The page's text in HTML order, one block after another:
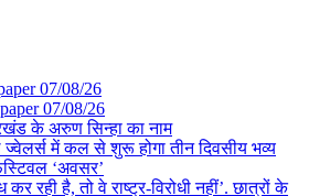
07/08/26
07/08/26
के अरुण सिन्हा का नाम
में कल से शुरू होगा तीन दिवसीय भव्य
‘अवसर’
रही है, तो वे राष्ट्र-विरोधी नहीं’. छात्रों के